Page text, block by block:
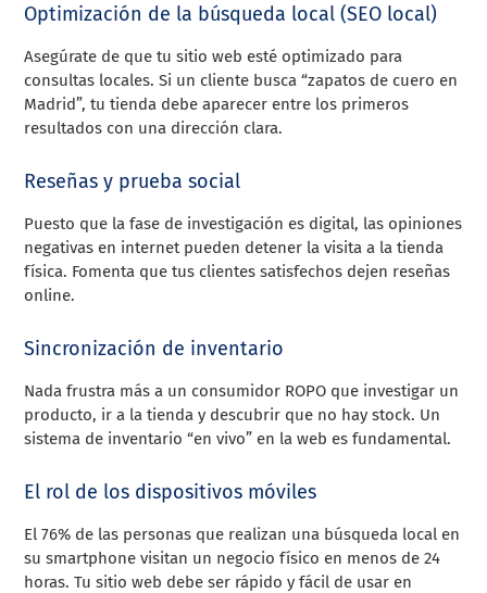
Optimización de la búsqueda local (SEO local)
Asegúrate de que tu sitio web esté optimizado para
consultas locales. Si un cliente busca “zapatos de cuero en
Madrid”, tu tienda debe aparecer entre los primeros
resultados con una dirección clara.
Reseñas y prueba social
Puesto que la fase de investigación es digital, las opiniones
negativas en internet pueden detener la visita a la tienda
física. Fomenta que tus clientes satisfechos dejen reseñas
online.
Sincronización de inventario
Nada frustra más a un consumidor ROPO que investigar un
producto, ir a la tienda y descubrir que no hay stock. Un
sistema de inventario “en vivo” en la web es fundamental.
El rol de los dispositivos móviles
El 76% de las personas que realizan una búsqueda local en
su smartphone visitan un negocio físico en menos de 24
horas. Tu sitio web debe ser rápido y fácil de usar en